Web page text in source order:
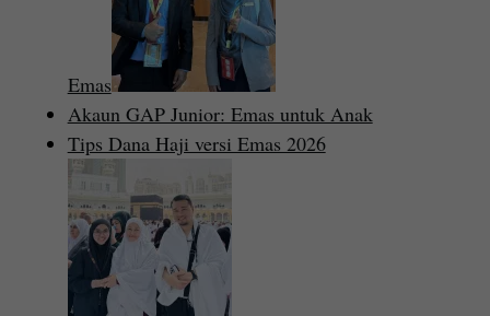
Emas
Akaun GAP Junior: Emas untuk Anak
Tips Dana Haji versi Emas 2026